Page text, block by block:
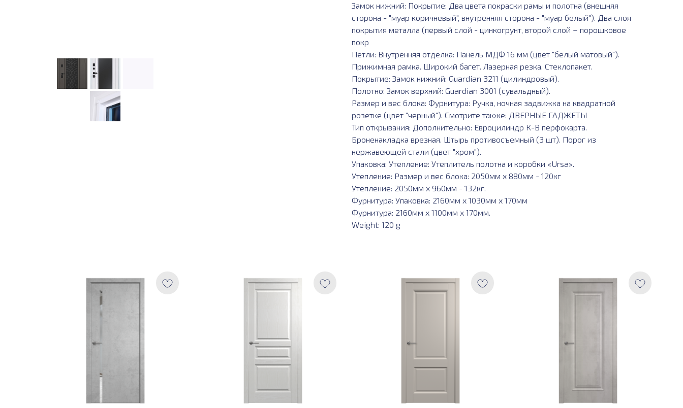
Замок нижний: Покрытие: Два цвета покраски рамы и полотна (внешняя
сторона - "муар коричневый", внутренняя сторона - "муар белый"). Два слоя
покрытия металла (первый слой - цинкогрунт, второй слой – порошковое
покр
Петли: Внутренняя отделка: Панель МДФ 16 мм (цвет "белый матовый").
Прижимная рамка. Широкий багет. Лазерная резка. Стеклопакет.
Покрытие: Замок нижний: Guardian 3211 (цилиндровый).
Полотно: Замок верхний: Guardian 3001 (сувальдный).
Размер и вес блока: Фурнитура: Ручка, ночная задвижка на квадратной
розетке (цвет "черный"). Смотрите также: ДВЕРНЫЕ ГАДЖЕТЫ
Тип открывания: Дополнительно: Евроцилиндр К-В перфокарта.
Броненакладка врезная. Штырь противосъемный (3 шт). Порог из
нержавеющей стали (цвет "хром").
Упаковка: Утепление: Утеплитель полотна и коробки «Ursa».
Утепление: Размер и вес блока: 2050мм х 880мм - 120кг
Утепление: 2050мм х 960мм - 132кг.
Фурнитура: Упаковка: 2160мм х 1030мм х 170мм
Фурнитура: 2160мм х 1100мм х 170мм.
Weight: 120 g